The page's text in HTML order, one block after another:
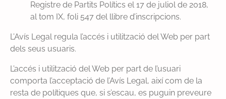
Registre de Partits Polítics el 17 de juliol de 2018,
al tom IX, foli 547 del llibre d’inscripcions.
L’Avís Legal regula l’accés i utilització del Web per part
dels seus usuaris.
L’accés i utilització del Web per part de l’usuari
comporta l’acceptació de l’Avís Legal, així com de la
resta de polítiques que, si s’escau, es puguin preveure